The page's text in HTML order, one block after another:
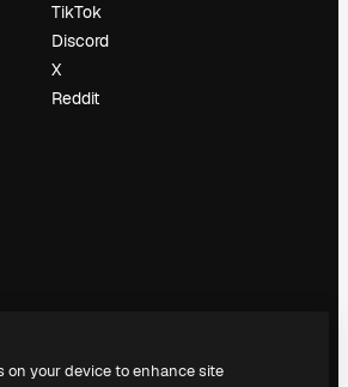
TikTok
Discord
X
Reddit
on your device to enhance site